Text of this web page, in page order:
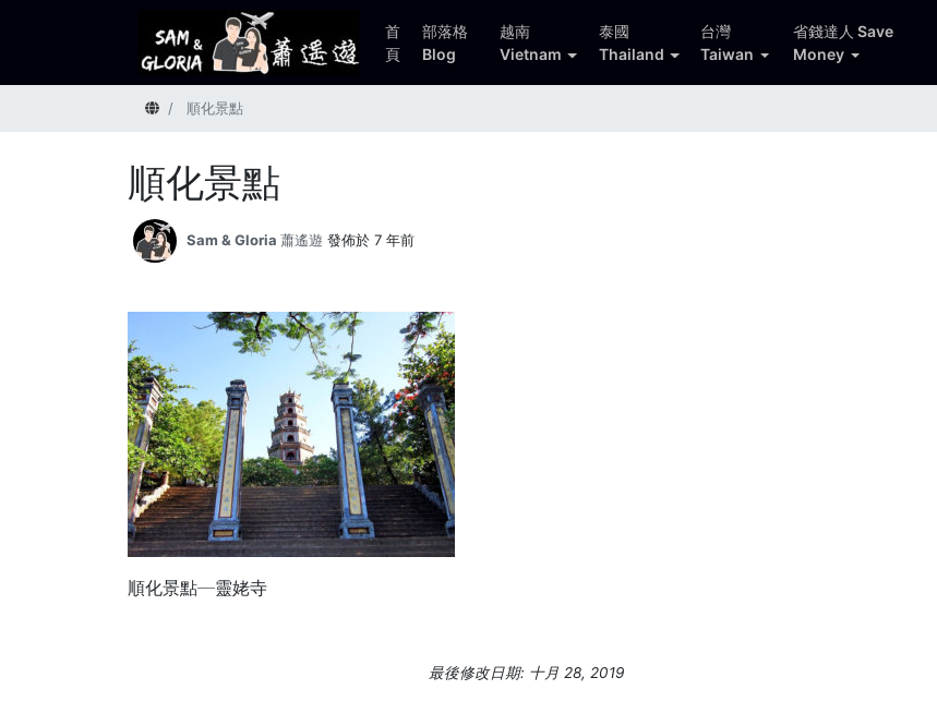
首
頁
部落格
Blog
越南
Vietnam
泰國
Thailand
台灣
Taiwan
省錢達人 Save
Money
首頁 順化景點
順化景點
Sam & Gloria 蕭遙遊 發佈於 7 年前
順化景點─靈姥寺
最後修改日期: 十月 28, 2019